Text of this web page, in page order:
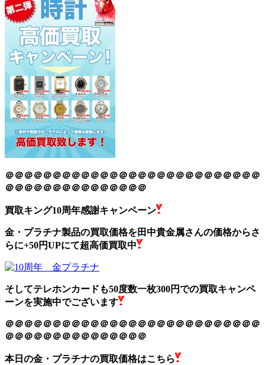
＠＠＠＠＠＠＠＠＠＠＠＠＠＠＠＠＠＠＠＠＠＠＠＠＠＠＠
＠＠＠＠＠＠＠＠＠＠＠＠＠＠＠
買取キング10周年感謝キャンペーン
金・プラチナ製品の買取価格を田中貴金属さんの価格からさ
らに+50円UPにて超高価買取中
そしてテレホンカードも50度数一枚300円での買取キャンペ
ーンを実施中でございます
＠＠＠＠＠＠＠＠＠＠＠＠＠＠＠＠＠＠＠＠＠＠＠＠＠＠＠
＠＠＠＠＠＠＠＠＠＠＠＠＠＠＠
本日の金・プラチナの買取価格はこちら